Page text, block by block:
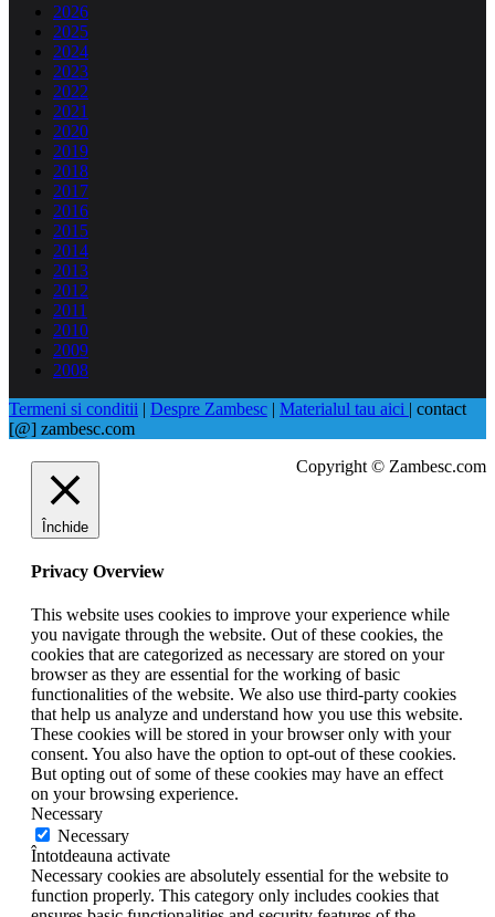
2026
2025
2024
2023
2022
2021
2020
2019
2018
2017
2016
2015
2014
2013
2012
2011
2010
2009
2008
Termeni si conditii | Despre Zambesc | Materialul tau aici | contact
[@] zambesc.com
Copyright © Zambesc.com
Închide
Privacy Overview
This website uses cookies to improve your experience while
you navigate through the website. Out of these cookies, the
cookies that are categorized as necessary are stored on your
browser as they are essential for the working of basic
functionalities of the website. We also use third-party cookies
that help us analyze and understand how you use this website.
These cookies will be stored in your browser only with your
consent. You also have the option to opt-out of these cookies.
But opting out of some of these cookies may have an effect
on your browsing experience.
Necessary
Necessary
Întotdeauna activate
Necessary cookies are absolutely essential for the website to
function properly. This category only includes cookies that